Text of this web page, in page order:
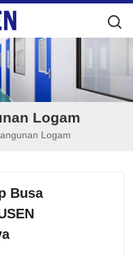
Logam
Logam
Busa